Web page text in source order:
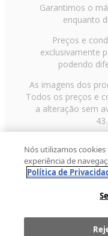
Garantimos o
enquanto
Preços e
exclusivamente
podendo
As imagens dos
Todos os preços e
a alteração sem
Paulo/SP, CEP
2013 Fast Shop
Nós utilizamos
experiência de
Política de